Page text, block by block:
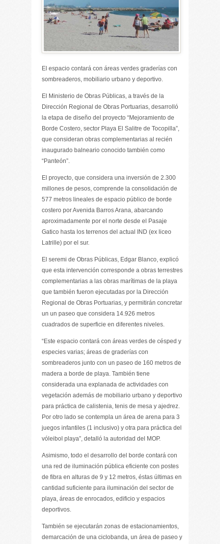
El espacio contará con áreas verdes graderías con
sombreaderos, mobiliario urbano y deportivo.
El Ministerio de Obras Públicas, a través de la
Dirección Regional de Obras Portuarias, desarrolló
la etapa de diseño del proyecto “Mejoramiento de
Borde Costero, sector Playa El Salitre de Tocopilla”,
que consideran obras complementarias al recién
inaugurado balneario conocido también como
“Panteón”.
El proyecto, que considera una inversión de 2.300
millones de pesos, comprende la consolidación de
577 metros lineales de espacio público de borde
costero por Avenida Barros Arana, abarcando
aproximadamente por el norte desde el Pasaje
Gatico hasta los terrenos del actual IND (ex liceo
Latrille) por el sur.
El seremi de Obras Públicas, Edgar Blanco, explicó
que esta intervención corresponde a obras terrestres
complementarias a las obras marítimas de la playa
que también fueron ejecutadas por la Dirección
Regional de Obras Portuarias, y permitirán concretar
un un paseo que considera 14.926 metros
cuadrados de superficie en diferentes niveles.
“Este espacio contará con áreas verdes de césped y
especies varias; áreas de graderías con
sombreaderos junto con un paseo de 160 metros de
madera a borde de playa. También tiene
considerada una explanada de actividades con
vegetación además de mobiliario urbano y deportivo
para práctica de calistenia, tenis de mesa y ajedrez.
Por otro lado se contempla un área de arena para 3
juegos infantiles (1 inclusivo) y otra para práctica del
vóleibol playa”, detalló la autoridad del MOP.
Asimismo, todo el desarrollo del borde contará con
una red de iluminación pública eficiente con postes
de fibra en alturas de 9 y 12 metros, éstas últimas en
cantidad suficiente para iluminación del sector de
playa, áreas de enrocados, edificio y espacios
deportivos.
También se ejecutarán zonas de estacionamientos,
demarcación de una ciclobanda, un área de paseo y